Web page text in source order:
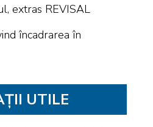
extras REVISAL
încadrarea în
UTILE